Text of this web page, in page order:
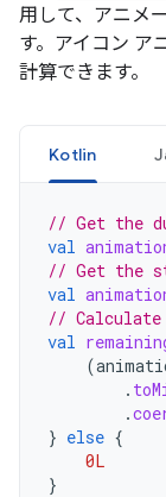
用して、アニメ
す。アイコン ア
計算できます。
Kotlin
// Get the
val
// Get the
val
// Calculate
val
(
.
.
} else {
0L
}